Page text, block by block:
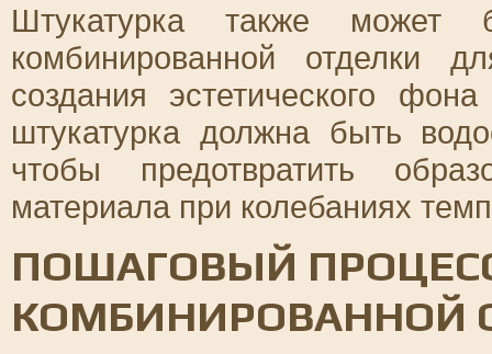
Штукатурка также может
комбинированной отделки
создания эстетического
штукатурка должна быть
чтобы предотвратить
материала при колебаниях
ПОШАГОВЫЙ
КОМБИНИРОВАННОЙ